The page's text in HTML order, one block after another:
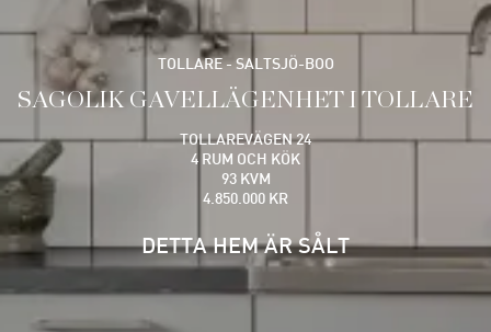
TOLLARE - SALTSJÖ-BOO
SAGOLIK GAVELLÄGENHET I TOLLARE
TOLLAREVÄGEN 24
4 RUM OCH KÖK
93 KVM
4.850.000 KR
DETTA HEM ÄR SÅLT